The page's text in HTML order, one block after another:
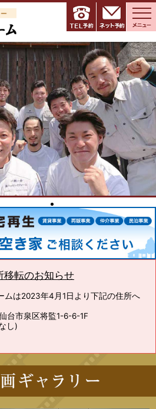
移転のお知らせ
ムは2023年4月1日より下記の住所へ
台市泉区将監1-6-6-1F
し)